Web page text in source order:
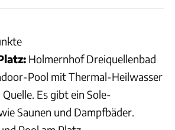
Holmernhof Dreiquellenbad
Pool mit Thermal-Heilwasser
Es gibt ein Sole-
Saunen und Dampfbäder.